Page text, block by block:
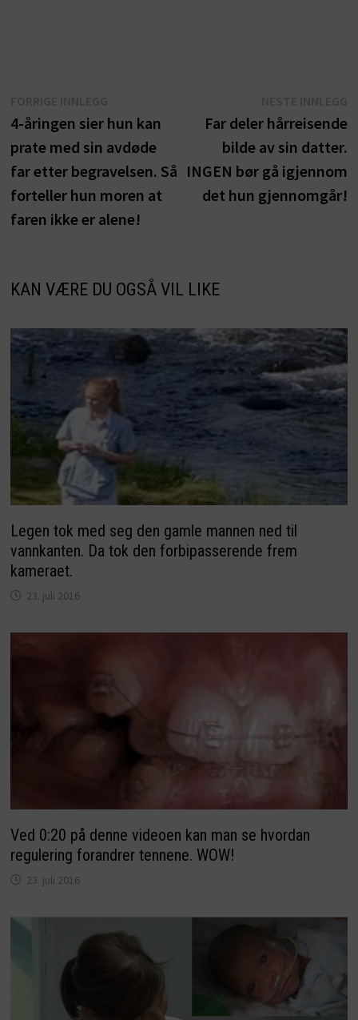
innlegg:
4-åringen sier hun kan
prate med sin avdøde
far etter begravelsen. Så
forteller hun moren at
faren ikke er alene!
Far deler hårreisende
bilde av sin datter.
INGEN bør gå igjennom
det hun gjennomgår!
KAN VÆRE DU OGSÅ VIL LIKE
Legen tok med seg den gamle mannen ned til
vannkanten. Da tok den forbipasserende frem
kameraet.
23. juli 2016
Ved 0:20 på denne videoen kan man se hvordan
regulering forandrer tennene. WOW!
23. juli 2016